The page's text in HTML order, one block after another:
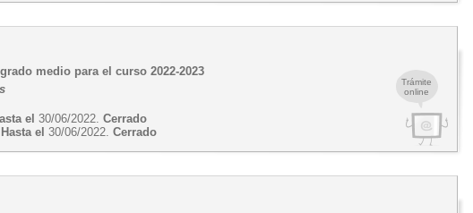
Trámite
online
medio para el curso 2022-2023
el 30/06/2022.Cerrado
Hasta el 30/06/2022.Cerrado